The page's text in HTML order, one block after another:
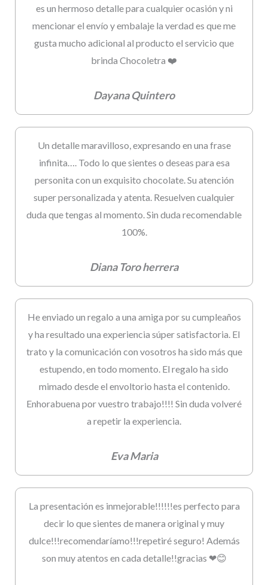
es un hermoso detalle para cualquier ocasión y ni
mencionar el envío y embalaje la verdad es que me
gusta mucho adicional al producto el servicio que
brinda Chocoletra ❤️
Dayana Quintero
Un detalle maravilloso, expresando en una frase
infinita…. Todo lo que sientes o deseas para esa
personita con un exquisito chocolate. Su atención
super personalizada y atenta. Resuelven cualquier
duda que tengas al momento. Sin duda recomendable
100%.
Diana Toro herrera
He enviado un regalo a una amiga por su cumpleaños
y ha resultado una experiencia súper satisfactoria. El
trato y la comunicación con vosotros ha sido más que
estupendo, en todo momento. El regalo ha sido
mimado desde el envoltorio hasta el contenido.
Enhorabuena por vuestro trabajo!!!! Sin duda volveré
a repetir la experiencia.
Eva Maria
La presentación es inmejorable!!!!!!es perfecto para
decir lo que sientes de manera original y muy
dulce!!!recomendaríamo!!!repetiré seguro! Además
son muy atentos en cada detalle!!gracias ❤😊